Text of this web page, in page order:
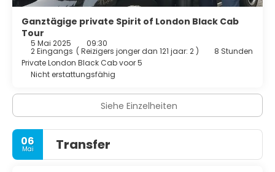
Ganztägige private Spirit of London Black Cab
Tour
5 Mai 2025 09:30
2 Eingangs ( Reizigers jonger dan 121 jaar: 2 )
8 Stunden
Private London Black Cab voor 5
Nicht erstattungsfähig
Siehe Einzelheiten
06
Mai Transfer